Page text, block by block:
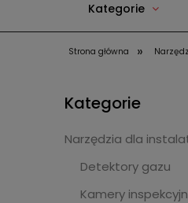
Kategorie
Strona główna »
Kategorie
Narzędzia dla
Detektory gazu
Kamery